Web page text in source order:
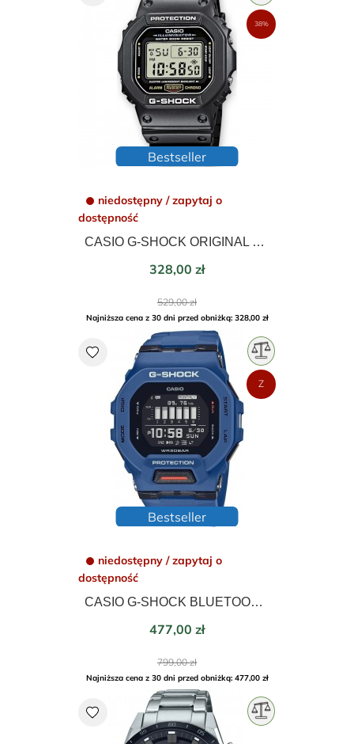
Bestseller
niedostępny / zapytaj o
dostępność
CASIO G-SHOCK ORIGINAL DW-5600E-1VER REEDYCJA
Cena
328,00 zł
Cena
podstawowa
529,00 zł
Najniższa cena z 30 dni przed obniżką: 328,00 zł
38%
Bestseller
niedostępny / zapytaj o
dostępność
CASIO G-SHOCK BLUETOOTH STEP TRACKER GBD-200-2ER
Cena
477,00 zł
Cena
podstawowa
799,00 zł
Najniższa cena z 30 dni przed obniżką: 477,00 zł
favorite
Z
favorite